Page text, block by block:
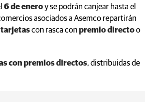
6 de eneroy se podrán canjear hasta el
asociados a Asemco repartirán
con rasca con premio directoo
con premios directos, distribuidas de